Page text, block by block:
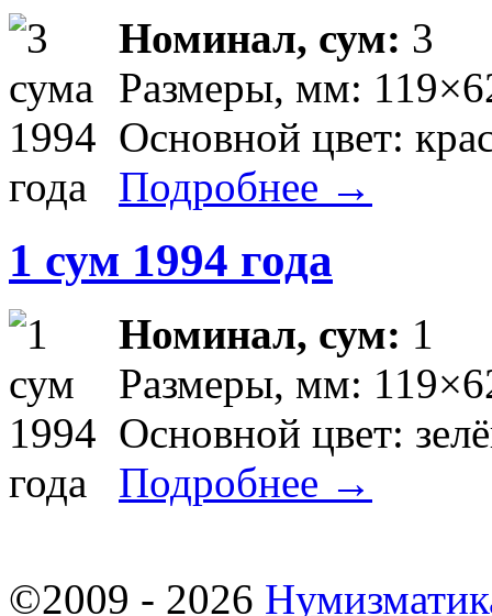
Номинал, сум: 3
Размеры, мм:
Основной цвет:
Подробнее →
1 сум 1994 года
Номинал, сум: 1
Размеры, мм:
Основной цвет:
Подробнее →
©2009 - 2026